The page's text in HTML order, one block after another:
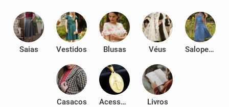
Saias Vestidos Blusas Véus Salopetes
Casacos Acessórios Livros